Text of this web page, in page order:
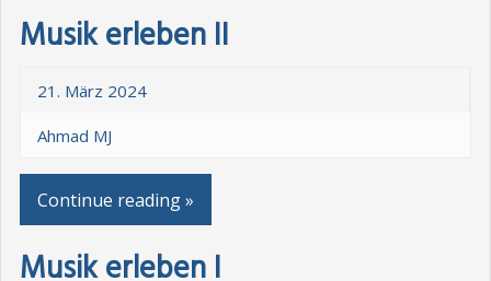
Musik erleben II
21. März 2024
Ahmad MJ
Continue reading »
Musik erleben I